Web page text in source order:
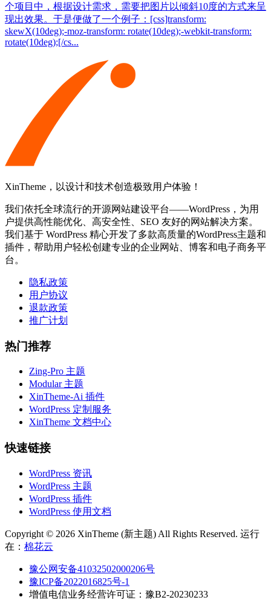
个项目中，根据设计需求，需要把图片以倾斜10度的方式来呈
现出效果。于是便做了一个例子：[css]transform:
skewX(10deg);-moz-transform: rotate(10deg);-webkit-transform:
rotate(10deg);[/cs...
XinTheme，以设计和技术创造极致用户体验！
我们依托全球流行的开源网站建设平台——WordPress，为用
户提供高性能优化、高安全性、SEO 友好的网站解决方案。
我们基于 WordPress 精心开发了多款高质量的WordPress主题和
插件，帮助用户轻松创建专业的企业网站、博客和电子商务平
台。
隐私政策
用户协议
退款政策
推广计划
热门推荐
Zing-Pro 主题
Modular 主题
XinTheme-Ai 插件
WordPress 定制服务
XinTheme 文档中心
快速链接
WordPress 资讯
WordPress 主题
WordPress 插件
WordPress 使用文档
Copyright © 2026 XinTheme (新主题) All Rights Reserved. 运行
在： 棉花云
豫公网安备41032502000206号
豫ICP备2022016825号-1
增值电信业务经营许可证：豫B2-20230233